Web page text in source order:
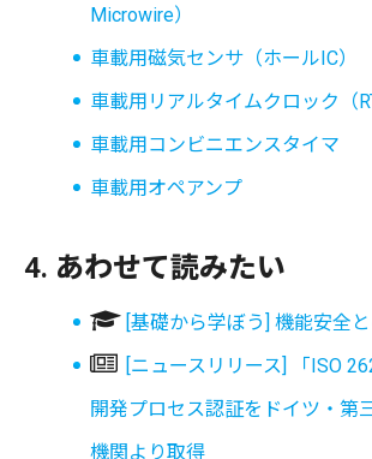
Microwire）
車載用磁気センサ（ホールIC）
車載用リアルタイムクロック（
車載用コンビニエンスタイマ
車載用オペアンプ
4. あわせて読みたい
[基礎から学ぼう] 機能安全
[ニュースリリース] 「ISO
開発プロセス認証をドイツ・第
機関より取得